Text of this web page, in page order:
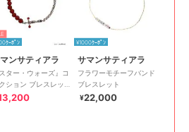
ｸｰﾎﾟﾝ
ンサティアラ
スター・ウォーズ』コ
ション ブレスレッ
カイロ・レン）(メン
¥1000ｸｰﾎﾟﾝ
サマンサティアラ
フラワーモチーフバンド
ブレスレット
¥22,000